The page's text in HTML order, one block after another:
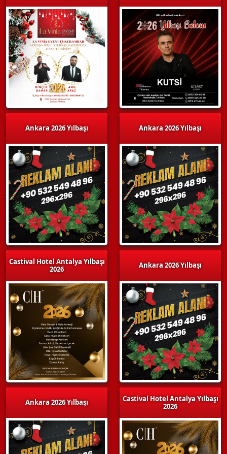
Ankara 2026 Yılbaşı
Castival Hotel Antalya Yılbaşı
2026
Ankara 2026 Yılbaşı
Ankara 2026 Yılbaşı
Ankara 2026 Yılbaşı
Castival Hotel Antalya Yılbaşı
2026